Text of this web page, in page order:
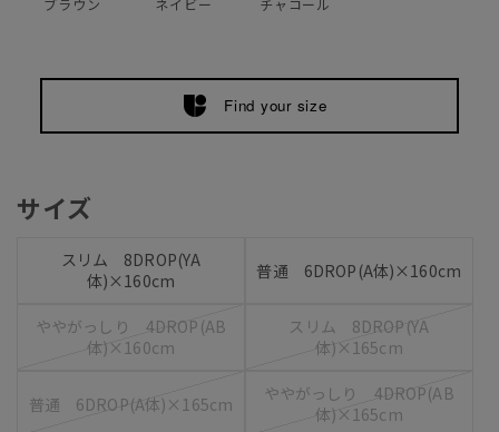
ブラウン
Find your size
サイズ
スリム 8DROP(YA
体)×160cm
普通 6DROP(A体)×160cm
ややがっしり 4DROP(AB
体)×160cm
スリム 8DROP(YA
体)×165cm
普通 6DROP(A体)×165cm
ややがっしり 4DROP(AB
体)×165cm